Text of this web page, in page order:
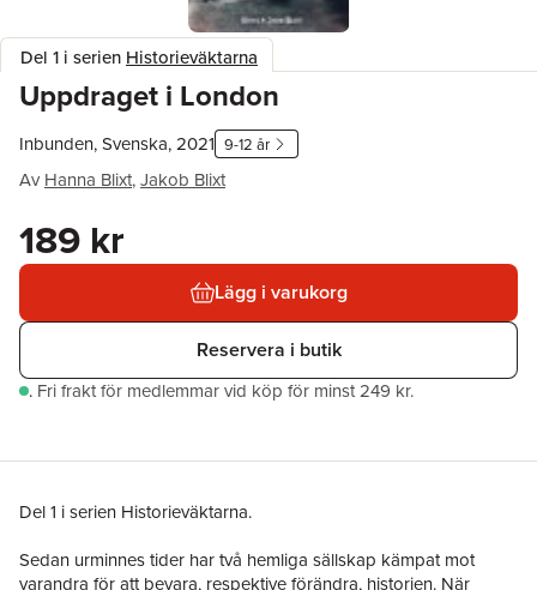
Del 1 i serien Historieväktarna
Uppdraget i London
Inbunden, Svenska, 2021 9-12 år
Av Hanna Blixt,Jakob Blixt
189 kr
Lägg i varukorg
Reservera i butik
. Fri frakt för medlemmar vid köp för minst 249 kr.
Del 1 i serien Historieväktarna.
Sedan urminnes tider har två hemliga sällskap kämpat mot
varandra för att bevara, respektive förändra, historien. När